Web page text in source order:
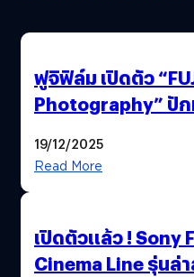
ฟูจิฟิล์ม เปิดตัว
Photography” ปั
19/12/2025
Read More
เปิดตัวแล้ว ! Sony
Cinema Line รุ่นล่